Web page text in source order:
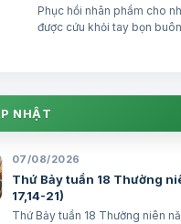
Phục hồi nhân phẩm cho
được cứu khỏi tay bọn
NHẬT
07/08/2026
Thứ Bảy tuần 18 Thường
17,14-21)
Thứ Bảy tuần 18 Thường niên